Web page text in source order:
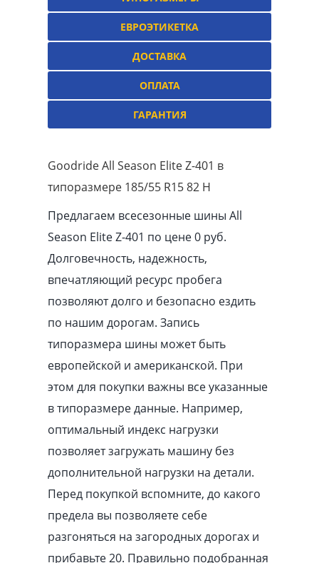
ЕВРОЭТИКЕТКА
ДОСТАВКА
ОПЛАТА
ГАРАНТИЯ
Goodride All Season Elite Z-401 в
типоразмере 185/55 R15 82 H
Предлагаем всесезонные шины All
Season Elite Z-401 по цене 0 руб.
Долговечность, надежность,
впечатляющий ресурс пробега
позволяют долго и безопасно ездить
по нашим дорогам. Запись
типоразмера шины может быть
европейской и американской. При
этом для покупки важны все указанные
в типоразмере данные. Например,
оптимальный индекс нагрузки
позволяет загружать машину без
дополнительной нагрузки на детали.
Перед покупкой вспомните, до какого
предела вы позволяете себе
разгоняться на загородных дорогах и
прибавьте 20. Правильно подобранная